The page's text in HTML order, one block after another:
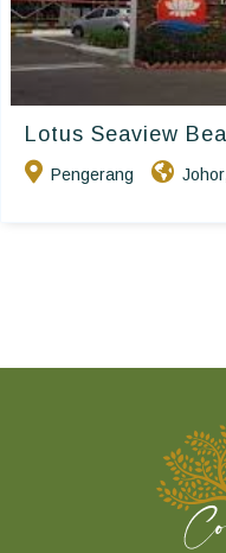
Lotus Seaview
Pengerang Johor